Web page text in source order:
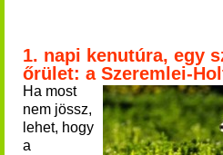
1. napi kenutúra, egy
őrület: a Szeremlei-
Ha most
nem jössz,
lehet, hogy
a